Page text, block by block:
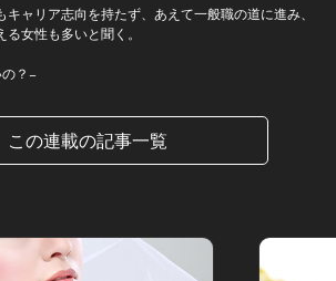
ャリア志向を持たず、あえて一般職の道に進み、
女性も多いと聞く。
？−
この連載の記事一覧